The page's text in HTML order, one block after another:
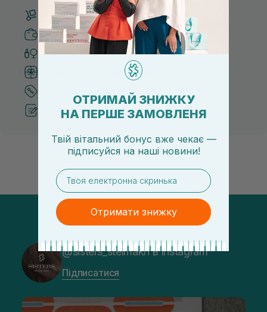
Безкоштовна доставка від 3000 UAH
Безпечні способи оплати
Тільки оригінальна косметика
Система бонусів та лояльності
Кращі ціни та топ товари
Рекомендації від косметологів
@sisters_stelmakh в Instagram
Підписатися
ОТРИМАЙ ЗНИЖКУ
НА ПЕРШЕ ЗАМОВЛЕНЯ
Твій вітальний бонус вже чекає —
підписуйся на наші новини!
email
Отримати знижку